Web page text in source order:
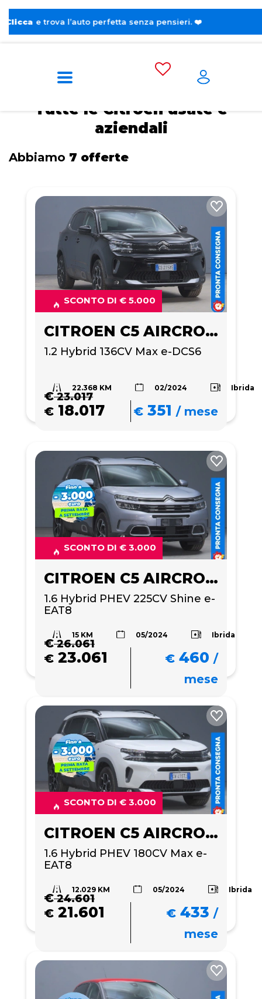
l’auto perfetta senza pensieri. ❤️
Home Citroen
Tutte le Citroen usate e
aziendali
Abbiamo 7 offerte
SCONTO DI € 5.000
CITROEN C5 AIRCROSS
1.2 Hybrid 136CV Max e-DCS6
22.368 KM 02/2024 Ibrida
€23.017
€ 18.017 € 351 /mese
SCONTO DI € 3.000
CITROEN C5 AIRCROSS
1.6 Hybrid PHEV 225CV Shine e-
EAT8
15 KM 05/2024 Ibrida
€26.061
€ 23.061 € 460 /
mese
SCONTO DI € 3.000
CITROEN C5 AIRCROSS
1.6 Hybrid PHEV 180CV Max e-
EAT8
12.029 KM 05/2024 Ibrida
€24.601
€ 21.601 € 433 /
mese